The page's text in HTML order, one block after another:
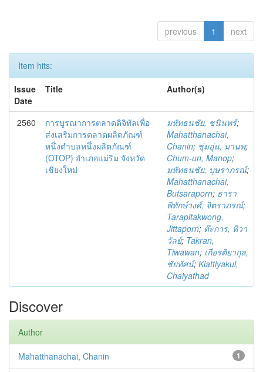
previous 1 next
Item hits:
Issue
Date
Title Author(s)
2560
การบูรณาการตลาดดิจิทัลเพื่อ
ส่งเสริมการตลาดผลิตภัณฑ์
หนึ่งตำบลหนึ่งผลิตภัณฑ์
(OTOP) อำเภอแม่ริม จังหวัด
เชียงใหม่
มหัทธนชัย, ชนินทร์;
Mahatthanachai,
Chanin; ชุ่มอุ่น, มานพ;
Chum-un, Manop;
มหัทธนชัย, บุษราภรณ์;
Mahatthanachai,
Butsaraporn; ธารา
พิทักษ์วงศ์, จิตราภรณ์;
Tarapitakwong,
Jittaporn; ต๊ะการ, ทิวา
วัลย์; Takran,
Tiwawan; เกียรติยากุล,
ชัยทัศน์; Kiattiyakul,
Chaiyathad
Discover
Author
1
Mahatthanachai, Chanin